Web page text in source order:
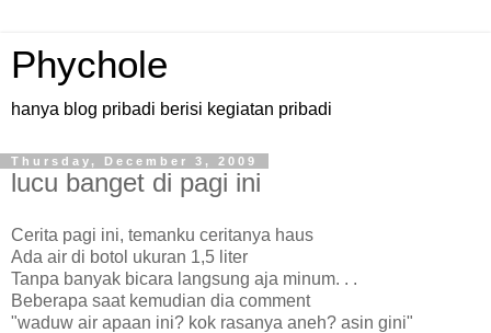
Phychole
hanya blog pribadi berisi kegiatan pribadi
Thursday, December 3, 2009
lucu banget di pagi ini
Cerita pagi ini, temanku ceritanya haus
Ada air di botol ukuran 1,5 liter
Tanpa banyak bicara langsung aja minum. . .
Beberapa saat kemudian dia comment
"waduw air apaan ini? kok rasanya aneh? asin gini"